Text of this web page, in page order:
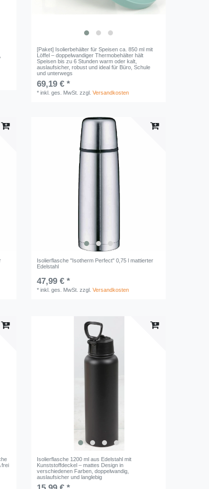
[Paket] Isolierbehälter für Speisen ca. 850 ml mit
Löffel – doppelwandiger Thermobehälter hält
Speisen bis zu 6 Stunden warm oder kalt,
auslaufsicher, robust und ideal für Büro, Schule
und unterwegs
69,19 € *
*inkl. ges. MwSt. zzgl.Versandkosten
Isolierflasche "Isotherm Perfect" 0,75 l mattierter
Edelstahl
47,99 € *
*inkl. ges. MwSt. zzgl.Versandkosten
frei
Isolierflasche 1200 ml aus Edelstahl mit
Kunststoffdeckel – mattes Design in
verschiedenen Farben, doppelwandig,
auslaufsicher und langlebig